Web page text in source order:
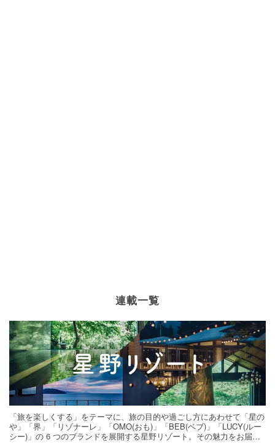
連載一覧
「旅を楽しくする」をテーマに、旅の目的や過ごし方にあわせて「星の
や」「界」「リゾナーレ」「OMO(おも)」「BEB(ベブ)」「LUCY(ルー
シー)」の 6 つのブランドを展開する星野リゾート。その魅力をお届け